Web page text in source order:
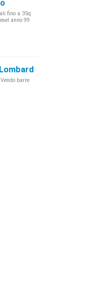
fino a 35q
anno 99
barre